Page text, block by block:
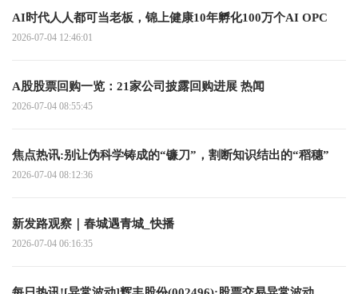
AI时代人人都可当老板，锦上健康10年孵化100万个AI OPC
2026-07-04 12:46:01
A股股票回购一览：21家公司披露回购进展 热闻
2026-07-04 08:55:45
焦点热讯:别让伪科学铸成的“镰刀”，割断知识结出的“稻穗”
2026-07-04 08:12:36
新发路观察｜春城遇青城_快播
2026-07-04 06:16:35